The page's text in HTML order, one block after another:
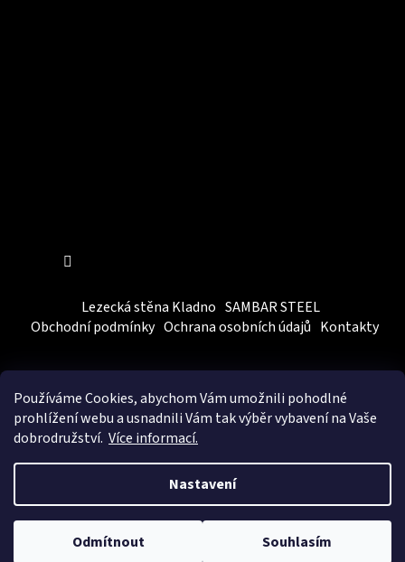
Používáme Cookies, abychom Vámumožnili pohodlné
prohlížení webu a usnadnili Vám tak výběr vybavení na Vaše
dobrodružství. Více informací.
Nastavení
Odmítnout Souhlasím
Lezecká stěna Kladno SAMBAR STEEL
Obchodní podmínky Ochrana osobních údajů Kontakty
Vytvořil Shoptet
&BEOM.cz
Copyright 2026SAMBARSPORT. Všechna práva vyhrazena.
Upravit nastavení cookies
Chcete být v obraze
zajímavosti?​
ANO NE